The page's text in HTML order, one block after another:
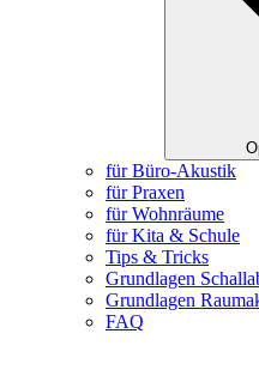
für Büro-Akustik
für Praxen
für Wohnräume
für Kita & Schule
Tips & Tricks
Grundlagen
Grundlagen
FAQ